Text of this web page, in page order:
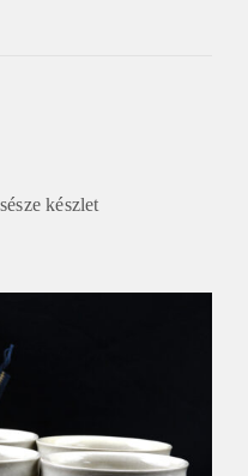
készlet